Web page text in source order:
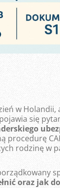
w Holandii,
się
procedurę
rodzinę w
oraz jak